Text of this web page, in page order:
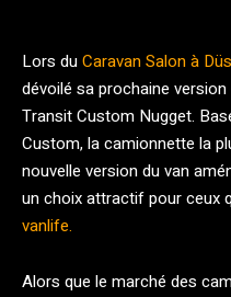
Lors duCaravan Salon à
dévoilé sa prochaine
Transit Custom Nugget.
Custom, la camionnette la
nouvelle version du van
un choix attractif pour ceux
vanlife.
Alors que le marché des